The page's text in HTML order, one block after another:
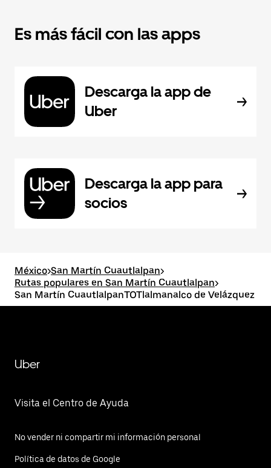
Es más fácil con las apps
Descarga la app de
Uber
Descarga la app para
socios
México>San Martín Cuautlalpan>
Rutas populares en San Martín Cuautlalpan>
San Martín CuautlalpanTOTlalmanalco de Velázquez
Uber
Visita el Centro de Ayuda
No vender ni compartir mi información personal
Política de datos de Google